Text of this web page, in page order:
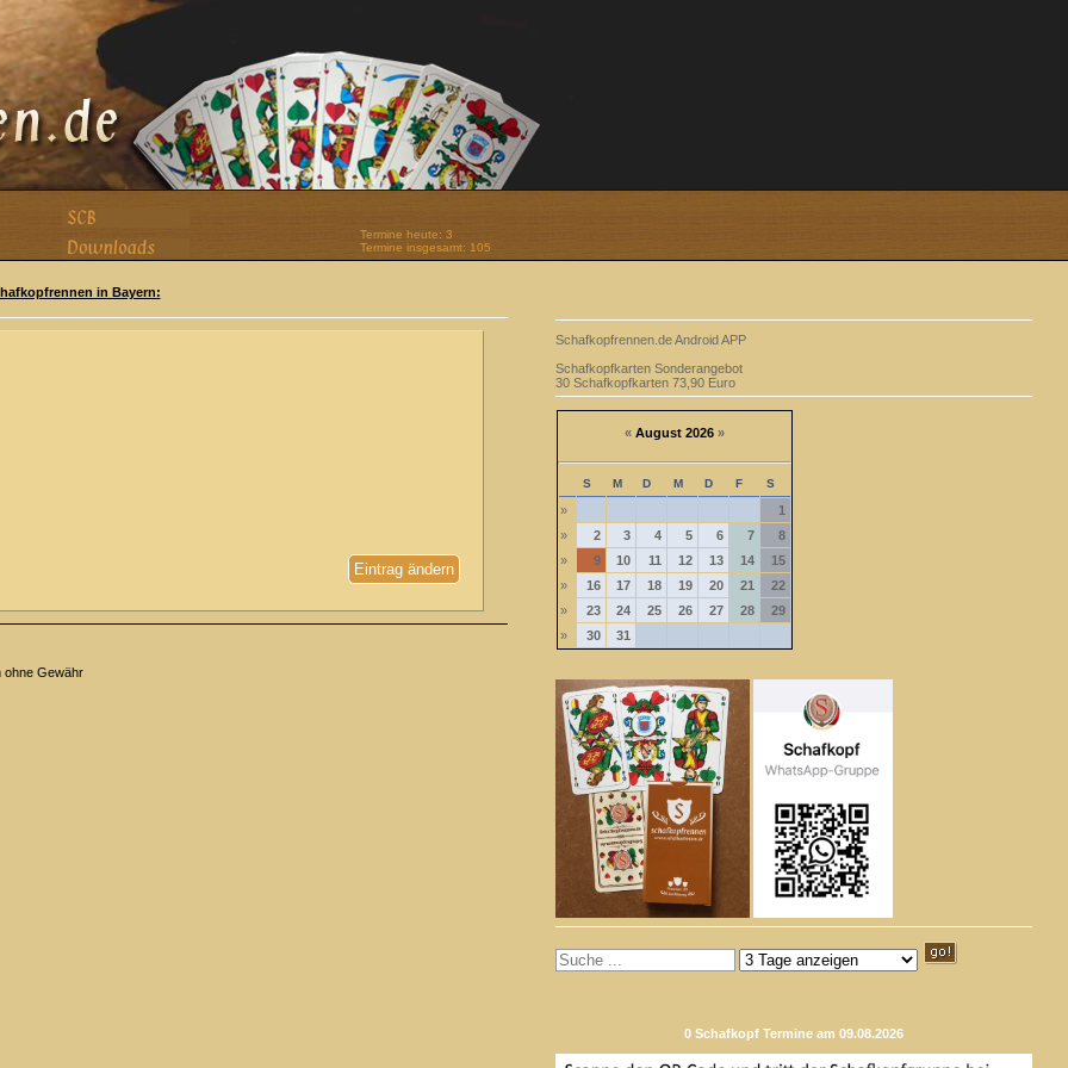
Termine heute: 3
Termine insgesamt: 105
in Bayern:
Eintrag ändern
ohne Gewähr
Schafkopfrennen.de Android APP
Schafkopfkarten Sonderangebot
30 Schafkopfkarten 73,90 Euro
« August 2026 »
S M D M D F S
»
1
»
2 3 4 5 6 7
8
»
9 10 11 12 13 14
15
»
16 17 18 19 20 21
22
»
23 24 25 26 27 28
29
»
30 31
0 Schafkopf Termine am 09.08.2026